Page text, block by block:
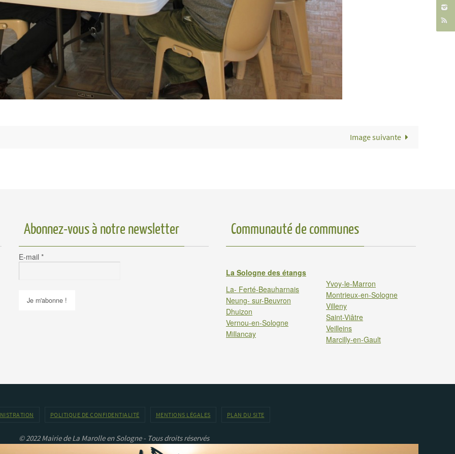
Image suivante
Abonnez-vous à notre newsletter
E-mail *
Communauté de communes
La Sologne des étangs
La- Ferté-Beauharnais
Neung- sur-Beuvron
Dhuizon
Vernou-en-Sologne
Millancay
Yvoy-le-Marron
Montrieux-en-Sologne
Villeny
Saint-Viâtre
Veilleins
Marcilly-en-Gault
POLITIQUE DE CONFIDENTIALITÉ MENTIONS LÉGALES PLAN DU SITE
© 2022 Mairie de La Marolle en Sologne - Tous droits réservés